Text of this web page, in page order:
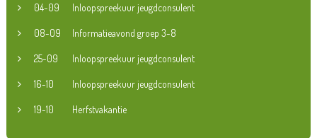
04-09 Inloopspreekuur jeugdconsulent
08-09 Informatieavond groep 3-8
25-09 Inloopspreekuur jeugdconsulent
16-10 Inloopspreekuur jeugdconsulent
19-10 Herfstvakantie